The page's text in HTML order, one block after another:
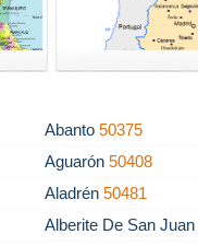
Abanto50375
Aguarón50408
Aladrén50481
Alberite De San